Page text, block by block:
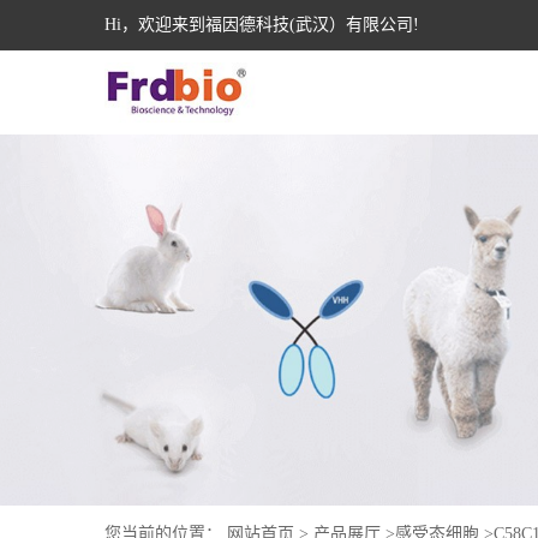
Hi，欢迎来到福因德科技(武汉）有限公司!
您当前的位置： 网站首页 > 产品展厅 >感受态细胞 >